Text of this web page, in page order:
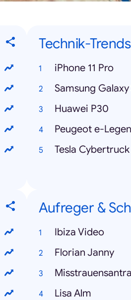
Technik-Trends
iPhone 11 Pro
Samsung Galaxy
Huawei P30
Peugeot e-
Tesla Cybertruck
Aufreger &
Ibiza Video
Florian Janny
Lisa Alm